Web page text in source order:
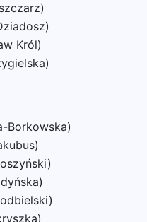
Król)
Borkowska)